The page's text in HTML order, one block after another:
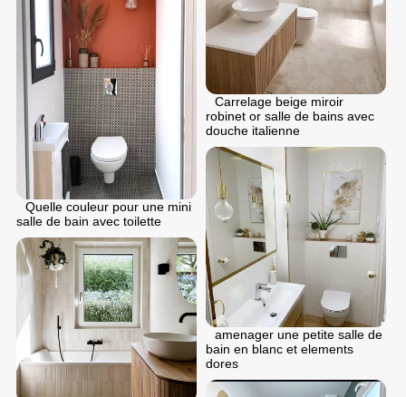
Carrelage beige miroir
robinet or salle de bains avec
douche italienne
Quelle couleur pour une mini
salle de bain avec toilette
аmenager une petite salle de
bain en blanc et elements
dores